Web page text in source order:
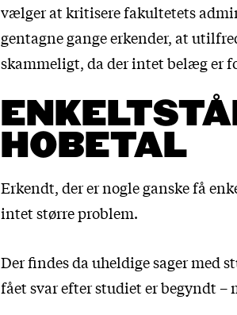
vælger at kritisere fakultetets
gentagne gange erkender, at
skammeligt, da der intet belæg er
HOBETAL
Erkendt, der er nogle ganske få
intet større problem.
Der findes da uheldige sager med
fået svar efter studiet er begyndt –